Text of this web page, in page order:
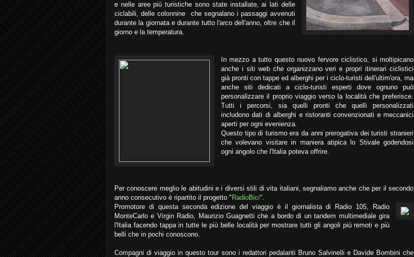
e nelle aree più turistiche sono state installate, ai lati delle
ciclabili, delle colonnine che segnalano i passaggi avvenuti
durante la giornata e durante tutto l'arco dell'anno, oltre che il
giorno e la temperatura.
In mezzo a tutto questo nuovo fervore ciclistico, si moltipicano
anche i siti web che organizzano veri e propri itinerari ciclistici
già pronti con tappe ed alberghi per i ciclo-turisti dell'ultim'ora, ma
anche siti dedicati a ciclo-turisti esperti dove ognuno può
personalizzare il proprio viaggio verso la località che preferisce.
Tutti i percorsi, sia quelli pronti che quelli personalizzati
includono dati di alberghi e ristoranti convenzionati e meccanici
aperti per ogni evenienza.
Questo tipo di turismo era da anni prerogativa dei turisti stranieri
che volevano visitare in maniera atipica lo Stivale godendosi
ogni angolo che l'Italia poteva offrire.
Per conoscere meglio le abitudini e i diversi stili di vita italiani, segnaliamo anche che per il secondo
anno consecutivo è ripartito il progetto " RadioBici".
Promotore di questa seconda edizione del viaggio è il giornalista di Radio 105, Radio
MonteCarlo e Virgin Radio, Maurizio Guagnetti che a bordo di un tandem multimediale gira
l'Italia facendo tappa in tutte le più belle località per mostrare tutti gli angoli più remoti e più
belli che in pochi conoscono.
Compagni di viaggio in questo tour sono i redattori pedalanti Bruno Salvinelli e Davide Bombini che